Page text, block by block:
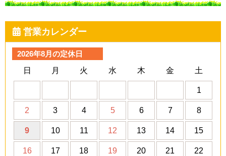
営業カレンダー
2026年8月の定休日
日
月 火 水 木 金 土
1
2 3 4 5 6 7 8
9 10 11 12 13 14 15
16 17 18 19 20 21 22